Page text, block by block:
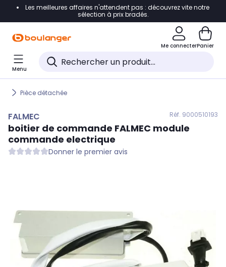
Accéder directement à la navigation
Accéder directement au pied de page
Accéder directement au chatbot
Les meilleures affaires n'attendent pas : découvrez vite notre
sélection à prix bradés.
Me connecterPanier
Menu
Pièce détachée
FALMEC Réf. 9000510193
boitier de commande FALMEC module
commande electrique
Donner le premier avis